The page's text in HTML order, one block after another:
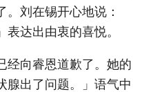
刘在锡开心地说：
表达出由衷的喜悦。
经向睿恩道歉了。她的
腺出了问题。」语气中